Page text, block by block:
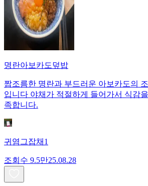
명란아보카도덮밥
짭조름한 명란과 부드러운 아보카도의
입니다 야채가 적절하게 들어가서 식감
족합니다.
귀염그잡채1
조회수 9.5만25.08.28